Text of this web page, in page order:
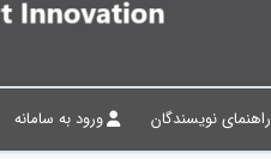
راهنمای نویسندگان ورود به سامانه